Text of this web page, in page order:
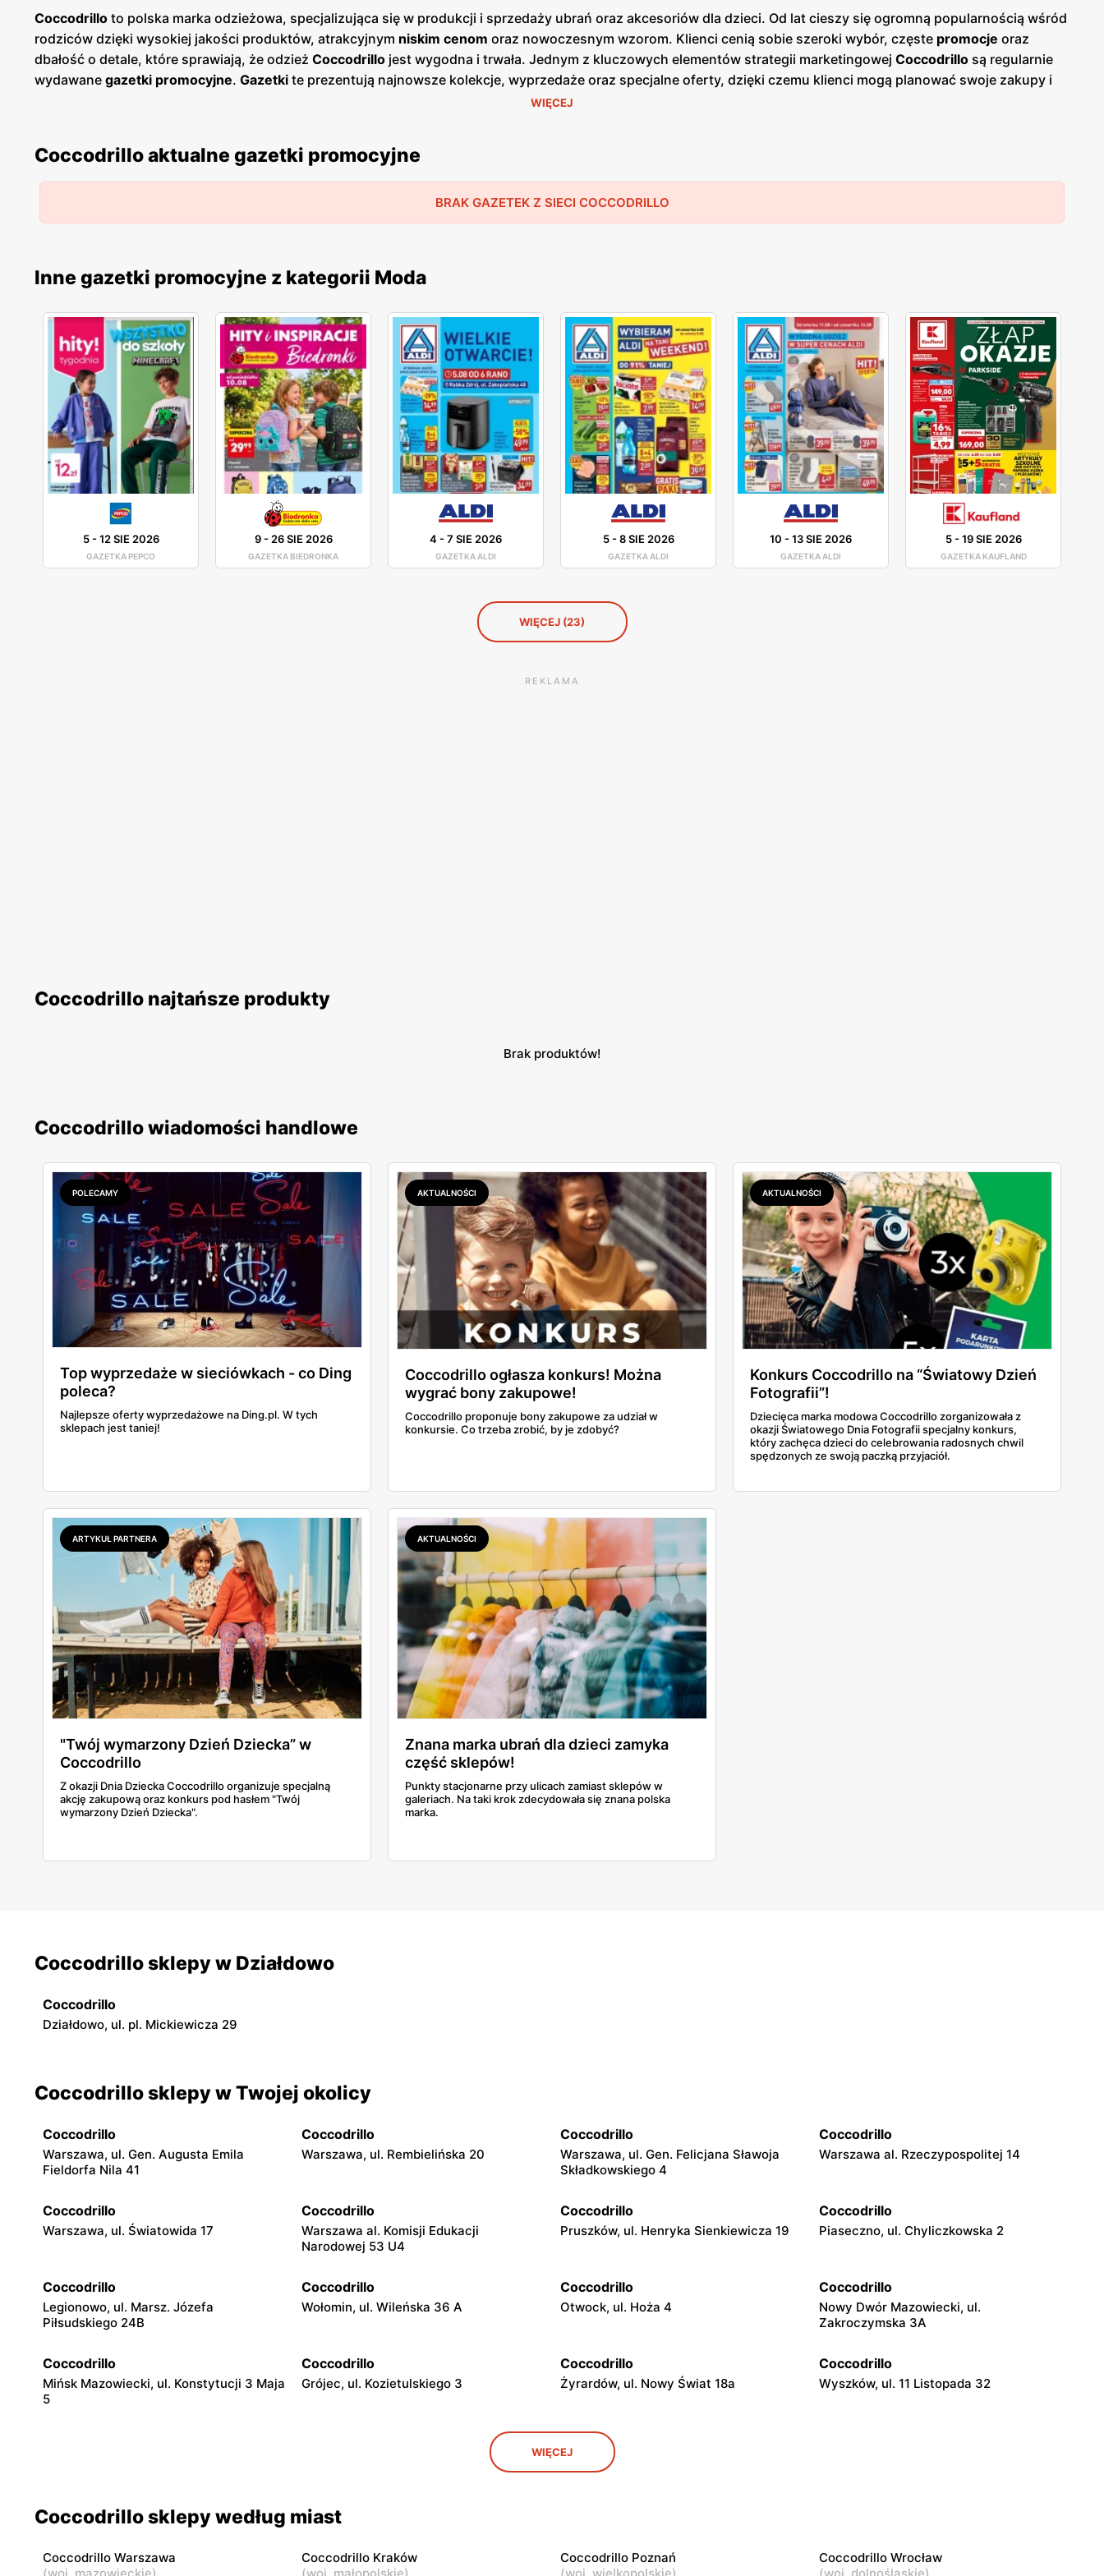
Coccodrillo to polska marka odzieżowa, specjalizująca się w produkcji i sprzedaży ubrań oraz akcesoriów dla dzieci. Od lat cieszy się ogromną popularnością wśród
rodziców dzięki wysokiej jakości produktów, atrakcyjnym niskim cenom oraz nowoczesnym wzorom. Klienci cenią sobie szeroki wybór, częste promocje oraz
dbałość o detale, które sprawiają, że odzież Coccodrillo jest wygodna i trwała. Jednym z kluczowych elementów strategii marketingowej Coccodrillo są regularnie
wydawane gazetki promocyjne. Gazetki te prezentują najnowsze kolekcje, wyprzedaże oraz specjalne oferty, dzięki czemu klienci mogą planować swoje zakupy i
korzystać z wyjątkowych okazji cenowych. Są one dostępne zarówno w formie papierowej w sklepach, jak i online, co umożliwia łatwy dostęp do aktualnych ofert.
Coccodrillojest obecna w całej Polsce, oferując swoje produkty w licznych placówkach oraz w sklepie internetowym. Dzięki temu klienci mają łatwy dostęp do
szerokiej gamy ubrań i akcesoriów dla dzieci, które mogą zakupić w dogodny dla siebie sposób. Firma kładzie duży nacisk na jakość obsługi oraz pomoc w wyborze
odpowiednich produktów, co przekłada się na zadowolenie i lojalność klientów. Sieć nieustannie dostosowuje swoją ofertę do zmieniających się trendów i potrzeb
klientów, wprowadzając nowe kolekcje i udoskonalając istniejące, aby zapewnić najwyższą jakość i satysfakcję z zakupów.
WIĘCEJ
Coccodrillo aktualne gazetki promocyjne
BRAK GAZETEK Z SIECI COCCODRILLO
Inne gazetki promocyjne z kategorii Moda
5-12 SIE 2026
GAZETKA PEPCO
9- 26 SIE 2026
GAZETKA BIEDRONKA
4 -7 SIE 2026
GAZETKA ALDI
5-8 SIE 2026
GAZETKA ALDI
10 -13 SIE 2026
GAZETKA ALDI
5-19 SIE 2026
GAZETKA KAUFLAND
WIĘCEJ (23)
REKLAMA
Coccodrillo najtańsze produkty
Brak produktów!
Coccodrillo wiadomości handlowe
POLECAMY
Top wyprzedaże w sieciówkach - co Ding
poleca?
Najlepsze oferty wyprzedażowe na Ding.pl. W tych
sklepach jest taniej!
AKTUALNOŚCI
Coccodrillo ogłasza konkurs! Można
wygrać bony zakupowe!
Coccodrillo proponuje bony zakupowe za udział w
konkursie. Co trzeba zrobić, by je zdobyć?
AKTUALNOŚCI
Konkurs Coccodrillo na “Światowy Dzień
Fotografii”!
Dziecięca marka modowa Coccodrillo zorganizowała z
okazji Światowego Dnia Fotografii specjalny konkurs,
który zachęca dzieci do celebrowania radosnych chwil
spędzonych ze swoją paczką przyjaciół.
ARTYKUŁ PARTNERA
"Twój wymarzony Dzień Dziecka” w
Coccodrillo
Z okazji Dnia Dziecka Coccodrillo organizuje specjalną
akcję zakupową oraz konkurs pod hasłem "Twój
wymarzony Dzień Dziecka".
AKTUALNOŚCI
Znana marka ubrań dla dzieci zamyka
część sklepów!
Punkty stacjonarne przy ulicach zamiast sklepów w
galeriach. Na taki krok zdecydowała się znana polska
marka.
Coccodrillo sklepy w Działdowo
Coccodrillo
Działdowo, ul. pl. Mickiewicza 29
Coccodrillo sklepy w Twojej okolicy
Coccodrillo
Warszawa, ul. Gen. Augusta Emila
Fieldorfa Nila 41
Coccodrillo
Warszawa, ul. Rembielińska 20
Coccodrillo
Warszawa, ul. Gen. Felicjana Sławoja
Składkowskiego 4
Coccodrillo
Warszawa al. Rzeczypospolitej 14
Coccodrillo
Warszawa, ul. Światowida 17
Coccodrillo
Warszawa al. Komisji Edukacji
Narodowej 53 U4
Coccodrillo
Pruszków, ul. Henryka Sienkiewicza 19
Coccodrillo
Piaseczno, ul. Chyliczkowska 2
Coccodrillo
Legionowo, ul. Marsz. Józefa
Piłsudskiego 24B
Coccodrillo
Wołomin, ul. Wileńska 36 A
Coccodrillo
Otwock, ul. Hoża 4
Coccodrillo
Nowy Dwór Mazowiecki, ul.
Zakroczymska 3A
Coccodrillo
Mińsk Mazowiecki, ul. Konstytucji 3 Maja
5
Coccodrillo
Grójec, ul. Kozietulskiego 3
Coccodrillo
Żyrardów, ul. Nowy Świat 18a
Coccodrillo
Wyszków, ul. 11 Listopada 32
Coccodrillo
Płońsk, ul. Grunwaldzka 31
Maków Mazowiecki, ul. Rynek 5 Łowicz, ul. Krakowska 15
Coccodrillo Coccodrillo Coccodrillo Coccodrillo
WIĘCEJ
Coccodrillo sklepy według miast
Coccodrillo Warszawa
Coccodrillo Kraków
Coccodrillo Poznań
Coccodrillo Wrocław